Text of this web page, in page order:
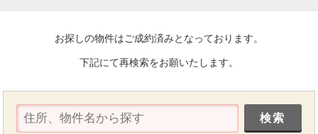
お探しの物件はご成約済みとなっております。
下記にて再検索をお願いたします。